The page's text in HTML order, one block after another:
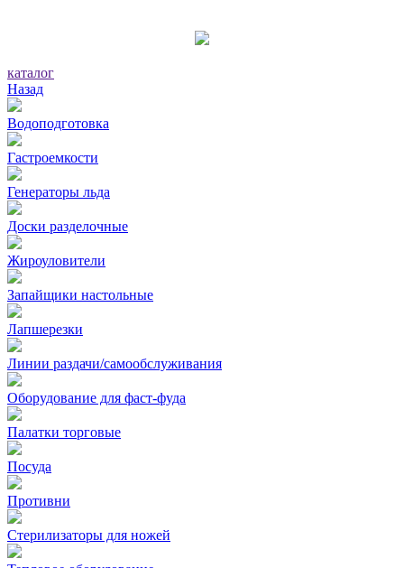
каталог
Назад
Водоподготовка
Гастроемкости
Генераторы льда
Доски разделочные
Жироуловители
Запайщики настольные
Лапшерезки
Линии раздачи/самообслуживания
Оборудование для фаст-фуда
Палатки торговые
Посуда
Противни
Стерилизаторы для ножей